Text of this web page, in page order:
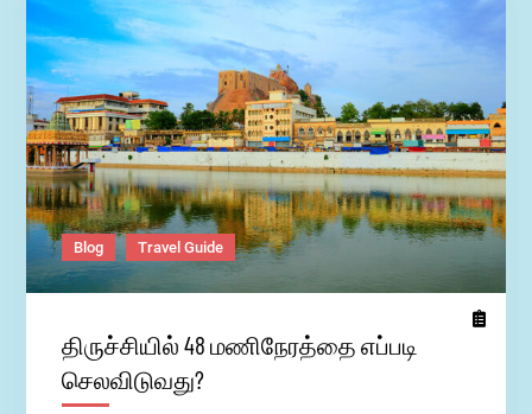
tourism)
Blog Travel Guide
திருச்சியில் 48 மணிநேரத்தை எப்படி
செலவிடுவது?